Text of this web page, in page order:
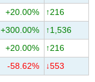
+20.00%
↑216
+300.00%
↑1,536
+20.00%
↑216
-58.62% ↓553